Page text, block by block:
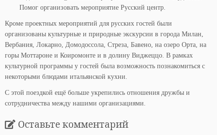
Помог организовать мероприятие Русский центр.
Кроме проектных мероприятий для русских гостей были
организованы культурные и природные экскурсии в города Милан,
Вербания, Локарно, Домодоссола, Стреза, Бавено, на озеро Орта, на
горы Моттароне и Коиромонте и в долину Виджеццо. В рамках
культурной программы у гостей была возможность познакомиться с
некоторыми блюдами итальянской кухни.
С этой поездкой ещё больше укрепились отношения дружбы и
сотрудничества между нашими организациями.
Оставьте комментарий